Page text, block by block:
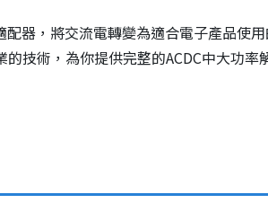
器，將交流電轉變為適合電子產品使
術，為你提供完整的ACDC中大功率